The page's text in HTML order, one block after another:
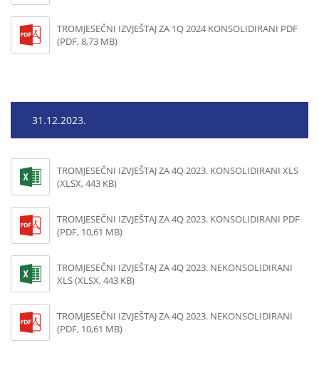
TROMJESEČNI IZVJEŠTAJ ZA 1Q 2024 KONSOLIDIRANI PDF
(PDF, 8,73 MB)
31.12.2023.
TROMJESEČNI IZVJEŠTAJ ZA 4Q 2023. KONSOLIDIRANI XLS
(XLSX, 443 KB)
TROMJESEČNI IZVJEŠTAJ ZA 4Q 2023. KONSOLIDIRANI PDF
(PDF, 10,61 MB)
TROMJESEČNI IZVJEŠTAJ ZA 4Q 2023. NEKONSOLIDIRANI
XLS (XLSX, 443 KB)
TROMJESEČNI IZVJEŠTAJ ZA 4Q 2023. NEKONSOLIDIRANI
(PDF, 10,61 MB)